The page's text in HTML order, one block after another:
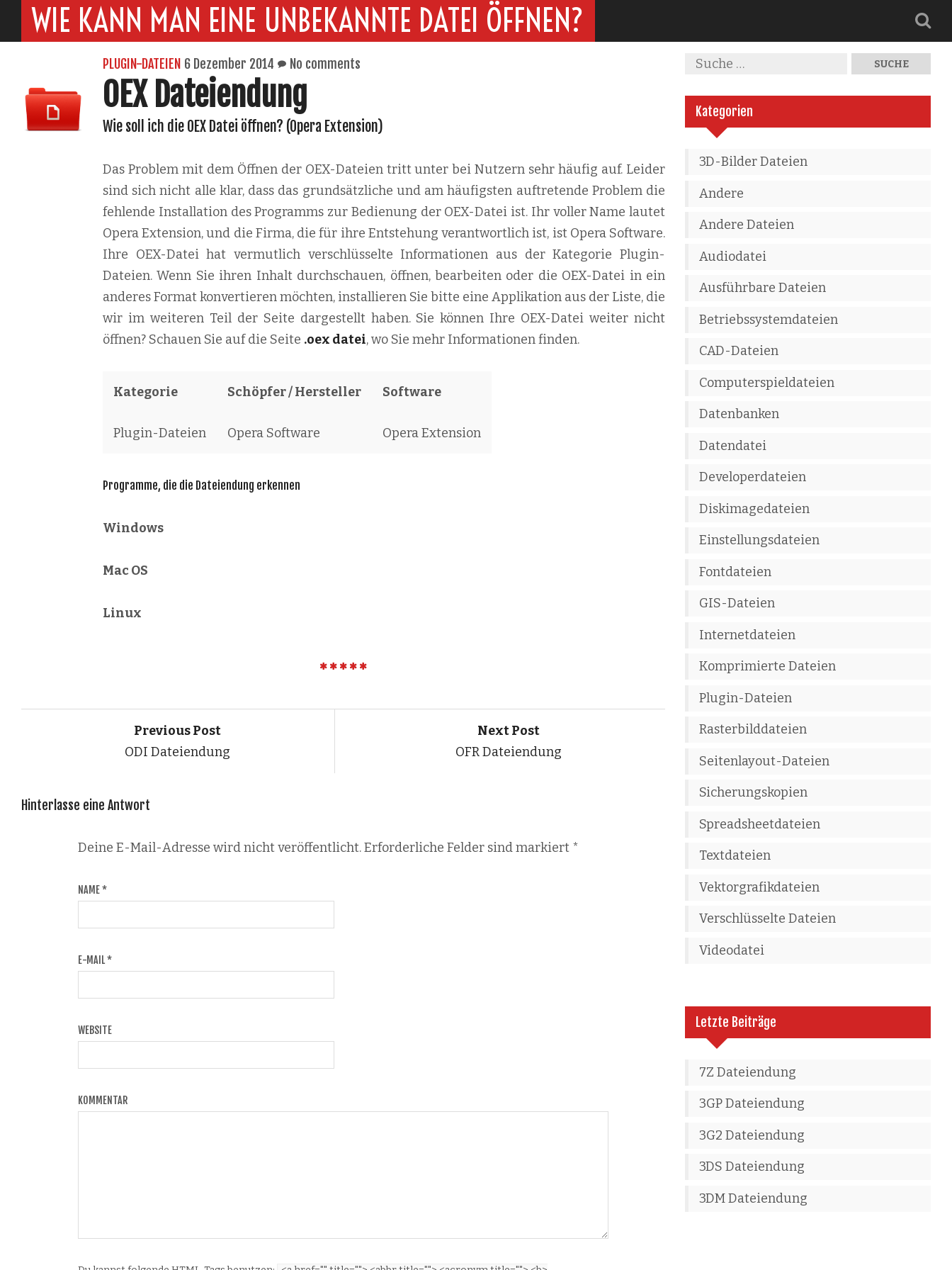
WIE KANN MAN EINE UNBEKANNTE DATEI ÖFFNEN?
PLUGIN-DATEIEN 6 Dezember 2014 No comments
OEX Dateiendung
Wie soll ich die OEX Datei öffnen? (Opera Extension)
Das Problem mit dem Öffnen der OEX-Dateien tritt unter bei Nutzern sehr häufig auf. Leider
sind sich nicht alle klar, dass das grundsätzliche und am häufigsten auftretende Problem die
fehlende Installation des Programms zur Bedienung der OEX-Datei ist. Ihr voller Name lautet
Opera Extension, und die Firma, die für ihre Entstehung verantwortlich ist, ist Opera Software.
Ihre OEX-Datei hat vermutlich verschlüsselte Informationen aus der Kategorie Plugin-
Dateien. Wenn Sie ihren Inhalt durchschauen, öffnen, bearbeiten oder die OEX-Datei in ein
anderes Format konvertieren möchten, installieren Sie bitte eine Applikation aus der Liste, die
wir im weiteren Teil der Seite dargestellt haben. Sie können Ihre OEX-Datei weiter nicht
öffnen? Schauen Sie auf die Seite .oex datei, wo Sie mehr Informationen finden.
Kategorie Schöpfer / Hersteller Software
Plugin-Dateien Opera Software Opera Extension
Programme, die die Dateiendung erkennen
Windows
Mac OS
Linux
Previous Post
ODI Dateiendung
Next Post
OFR Dateiendung
Hinterlasse eine Antwort
Deine E-Mail-Adresse wird nicht veröffentlicht. Erforderliche Felder sind markiert *
NAME*
E-MAIL*
WEBSITE
KOMMENTAR
Kategorien
3D-Bilder Dateien
Andere
Andere Dateien
Audiodatei
Ausführbare Dateien
Betriebssystemdateien
CAD-Dateien
Computerspieldateien
Datenbanken
Datendatei
Developerdateien
Diskimagedateien
Einstellungsdateien
Fontdateien
GIS-Dateien
Internetdateien
Komprimierte Dateien
Plugin-Dateien
Rasterbilddateien
Seitenlayout-Dateien
Sicherungskopien
Spreadsheetdateien
Textdateien
Vektorgrafikdateien
Verschlüsselte Dateien
Videodatei
Letzte Beiträge
7Z Dateiendung
3GP Dateiendung
3G2 Dateiendung
3DS Dateiendung
3DM Dateiendung